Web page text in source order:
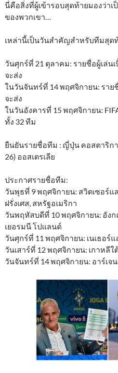
นี่คือสิ่งที่ผู้เข้ารอบสุดท้ายมองว่า
ของพวกเขา…
เหล่านี้เป็นวันสำคัญสำหรับทีมสุด
วันศุกร์ที่ 21 ตุลาคม: รายชื่อผู้เล่น
จะส่ง
ในวันจันทร์ที่ 14 พฤศจิกายน: ราย
จะส่ง
ในวันอังคารที่ 15 พฤศจิกายน:
ทั้ง 32 ทีม
ยืนยันรายชื่อทีม : ญี่ปุ่น คอสตาริกา
26) ออสเตรเลีย
ประกาศรายชื่อทีม:
วันพุธที่ 9 พฤศจิกายน: สวิตเซอร์แล
ฝรั่งเศส, สหรัฐอเมริกา
วันพฤหัสบดีที่ 10 พฤศจิกายน: อังก
เยอรมนี โปแลนด์
วันศุกร์ที่ 11 พฤศจิกายน: เนเธอร์
วันเสาร์ที่ 12 พฤศจิกายน: เกาหลีใ
วันจันทร์ที่ 14 พฤศจิกายน: อาร์เจ